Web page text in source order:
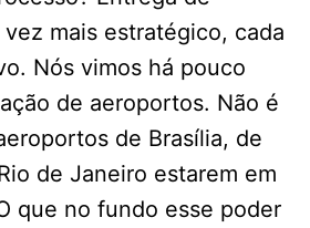
mais estratégico, cada
Nós vimos há pouco
de aeroportos. Não é
de Brasília, de
de Janeiro estarem em
que no fundo esse poder